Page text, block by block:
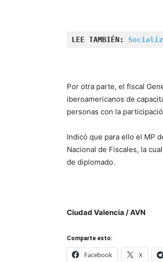
LEE TAMBIÉN:
Por otra parte, el fiscal
iberoamericanos de
personas con la
Indicó que para ello el MP
Nacional de Fiscales, la
de diplomado.
Ciudad Valencia / AVN
Comparte esto:
Facebook X